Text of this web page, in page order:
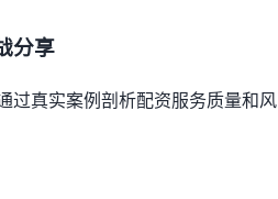
分享
过真实案例剖析配资服务质量和风